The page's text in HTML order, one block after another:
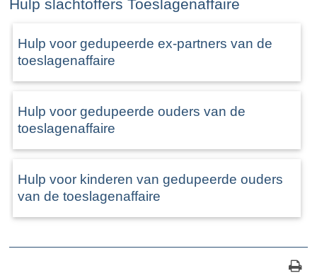
Hulp slachtoffers Toeslagenaffaire
Hulp voor gedupeerde ex-partners van de
toeslagenaffaire
Hulp voor gedupeerde ouders van de
toeslagenaffaire
Hulp voor kinderen van gedupeerde ouders
van de toeslagenaffaire